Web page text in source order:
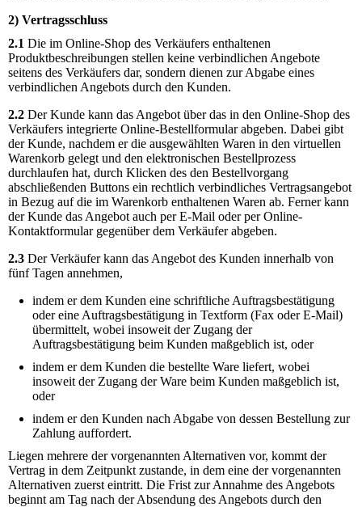
2) Vertragsschluss
2.1 Die im Online-Shop des Verkäufers enthaltenen
Produktbeschreibungen stellen keine verbindlichen Angebote
seitens des Verkäufers dar, sondern dienen zur Abgabe eines
verbindlichen Angebots durch den Kunden.
2.2 Der Kunde kann das Angebot über das in den Online-Shop des
Verkäufers integrierte Online-Bestellformular abgeben. Dabei gibt
der Kunde, nachdem er die ausgewählten Waren in den virtuellen
Warenkorb gelegt und den elektronischen Bestellprozess
durchlaufen hat, durch Klicken des den Bestellvorgang
abschließenden Buttons ein rechtlich verbindliches Vertragsangebot
in Bezug auf die im Warenkorb enthaltenen Waren ab. Ferner kann
der Kunde das Angebot auch per E-Mail oder per Online-
Kontaktformular gegenüber dem Verkäufer abgeben.
2.3 Der Verkäufer kann das Angebot des Kunden innerhalb von
fünf Tagen annehmen,
indem er dem Kunden eine schriftliche Auftragsbestätigung
oder eine Auftragsbestätigung in Textform (Fax oder E-Mail)
übermittelt, wobei insoweit der Zugang der
Auftragsbestätigung beim Kunden maßgeblich ist, oder
indem er dem Kunden die bestellte Ware liefert, wobei
insoweit der Zugang der Ware beim Kunden maßgeblich ist,
oder
indem er den Kunden nach Abgabe von dessen Bestellung zur
Zahlung auffordert.
Liegen mehrere der vorgenannten Alternativen vor, kommt der
Vertrag in dem Zeitpunkt zustande, in dem eine der vorgenannten
Alternativen zuerst eintritt. Die Frist zur Annahme des Angebots
beginnt am Tag nach der Absendung des Angebots durch den